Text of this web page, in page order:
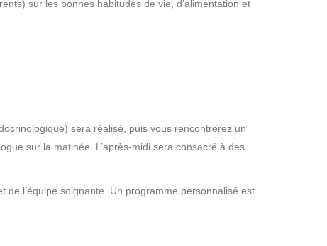
sur les bonnes habitudes de vie, d’alimentation et
sera réalisé, puis vous rencontrerez un
sur la matinée. L’après-midi sera consacré à des
l’équipe soignante. Un programme personnalisé est